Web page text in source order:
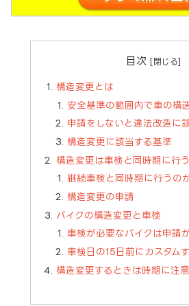
目次
構造変更とは
安全基準の範囲内で車の構
申請をしないと違法改造に
構造変更に該当する基準
構造変更は車検と同時期に行
継続車検と同時期に行うの
構造変更の申請
バイクの構造変更と車検
車検が必要なバイクは申請
車検日の15日前にカスタム
構造変更するときは時期に注